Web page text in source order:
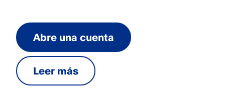
Abre una cuenta
Leer más